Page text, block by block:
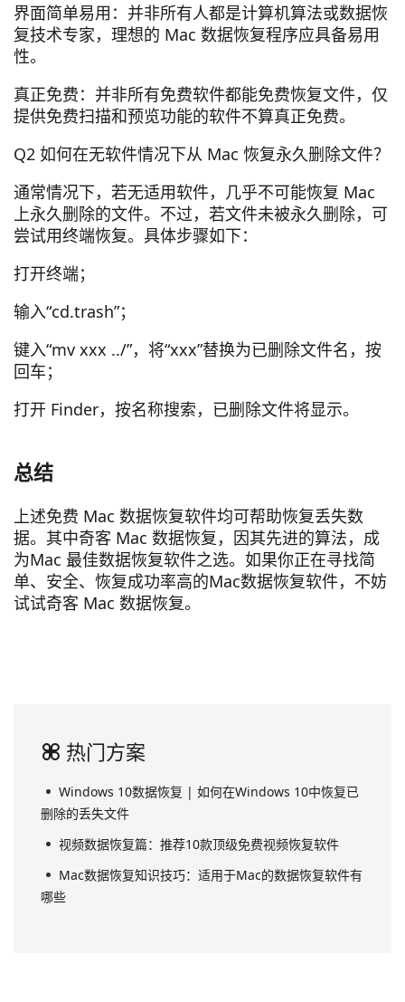
界面简单易用：并非所有人都是计算机算法或数据恢
复技术专家，理想的 Mac 数据恢复程序应具备易用
性。
真正免费：并非所有免费软件都能免费恢复文件，仅
提供免费扫描和预览功能的软件不算真正免费。
Q2 如何在无软件情况下从 Mac 恢复永久删除文件？
通常情况下，若无适用软件，几乎不可能恢复 Mac
上永久删除的文件。不过，若文件未被永久删除，可
尝试用终端恢复。具体步骤如下：
打开终端；
输入“cd.trash”；
键入“mv xxx ../”，将“xxx”替换为已删除文件名，按
回车；
打开 Finder，按名称搜索，已删除文件将显示。
总结
上述免费 Mac 数据恢复软件均可帮助恢复丢失数
据。其中奇客 Mac 数据恢复，因其先进的算法，成
为Mac 最佳数据恢复软件之选。如果你正在寻找简
单、安全、恢复成功率高的Mac数据恢复软件，不妨
试试奇客 Mac 数据恢复。
热门方案
Windows 10数据恢复 | 如何在Windows 10中恢复已
删除的丢失文件
视频数据恢复篇：推荐10款顶级免费视频恢复软件
Mac数据恢复知识技巧：适用于Mac的数据恢复软件有
哪些